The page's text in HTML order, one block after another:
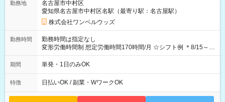
期間なし
勤務地
名古屋市中村区
愛知県名古屋市中村区名駅（最寄り駅：名古屋駅）
株式会社ワンベルウッズ
勤務時間
勤務時間は指定なし
変形労働時間制 想定労働時間170時間/月 ☆シフト例 ＊8/15～
10/26 全日共通 08：00～12：00 17：00～21：00 ＊8/31
～9/19のみ下記シフトもあります！ 12：00～16：00 ＊9/6～
00
期間 単発・1日のみOK
特徴 日払いOK / 副業・WワークOK